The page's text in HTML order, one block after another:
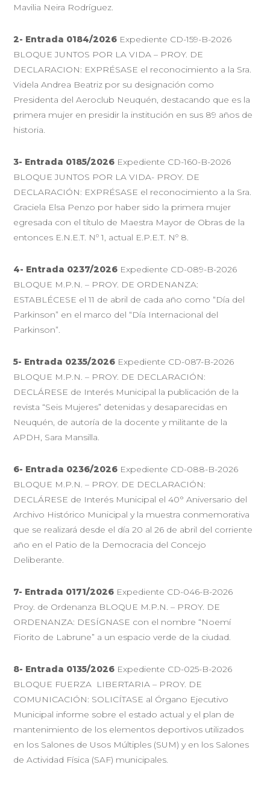
Mavilia Neira Rodríguez.
2- Entrada 0184/2026 Expediente CD-159-B-2026
BLOQUE JUNTOS POR LA VIDA – PROY. DE
DECLARACION: EXPRÉSASE el reconocimiento a la Sra.
Videla Andrea Beatriz por su designación como
Presidenta del Aeroclub Neuquén, destacando que es la
primera mujer en presidir la institución en sus 89 años de
historia.
3- Entrada 0185/2026 Expediente CD-160-B-2026
BLOQUE JUNTOS POR LA VIDA- PROY. DE
DECLARACIÓN: EXPRÉSASE el reconocimiento a la Sra.
Graciela Elsa Penzo por haber sido la primera mujer
egresada con el título de Maestra Mayor de Obras de la
entonces E.N.E.T. Nº 1, actual E.P.E.T. Nº 8.
4- Entrada 0237/2026 Expediente CD-089-B-2026
BLOQUE M.P.N. – PROY. DE ORDENANZA:
ESTABLÉCESE el 11 de abril de cada año como “Día del
Parkinson” en el marco del “Día Internacional del
Parkinson”.
5- Entrada 0235/2026 Expediente CD-087-B-2026
BLOQUE M.P.N. – PROY. DE DECLARACIÓN:
DECLÁRESE de Interés Municipal la publicación de la
revista “Seis Mujeres” detenidas y desaparecidas en
Neuquén, de autoría de la docente y militante de la
APDH, Sara Mansilla.
6- Entrada 0236/2026 Expediente CD-088-B-2026
BLOQUE M.P.N. – PROY. DE DECLARACIÓN:
DECLÁRESE de Interés Municipal el 40° Aniversario del
Archivo Histórico Municipal y la muestra conmemorativa
que se realizará desde el día 20 al 26 de abril del corriente
año en el Patio de la Democracia del Concejo
Deliberante.
7- Entrada 0171/2026 Expediente CD-046-B-2026
Proy. de Ordenanza BLOQUE M.P.N. – PROY. DE
ORDENANZA: DESÍGNASE con el nombre “Noemí
Fiorito de Labrune” a un espacio verde de la ciudad.
8- Entrada 0135/2026 Expediente CD-025-B-2026
BLOQUE FUERZA LIBERTARIA – PROY. DE
COMUNICACIÓN: SOLICÍTASE al Órgano Ejecutivo
Municipal informe sobre el estado actual y el plan de
mantenimiento de los elementos deportivos utilizados
en los Salones de Usos Múltiples (SUM) y en los Salones
de Actividad Física (SAF) municipales.